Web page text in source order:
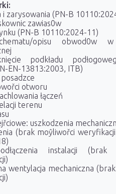
i zarysowania (PN-B
zawias0w
(PN-B 10110:2024-11)
opisu obwod0w
podkładu
EN-13813:2003, ITB)
otworu
łączeń
terenu
uszkodzenia
(brak moŷliwořci
instalacji (brak
wentylacja mechaniczna